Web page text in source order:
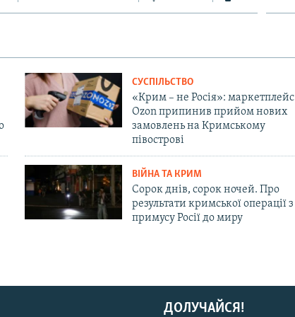
СУСПІЛЬСТВО
«Крим – не Росія»: маркетплейс
Ozon припинив прийом нових
замовлень на Кримському
півострові
ВІЙНА ТА КРИМ
Сорок днів, сорок ночей. Про
результати кримської операції з
примусу Росії до миру
ДОЛУЧАЙСЯ!